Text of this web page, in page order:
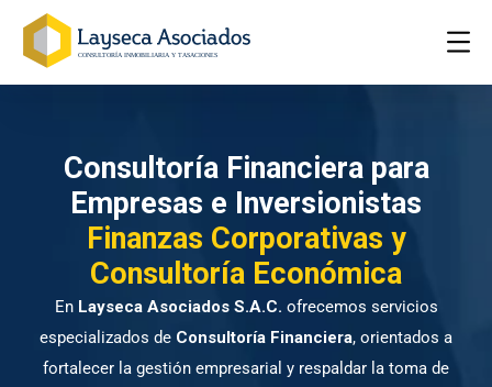
Consultoría Financiera para
Empresas e Inversionistas
Finanzas Corporativas y
Consultoría Económica
En Layseca Asociados S.A.C. ofrecemos servicios
especializados de Consultoría Financiera, orientados a
fortalecer la gestión empresarial y respaldar la toma de